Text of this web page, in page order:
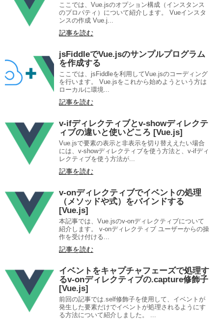
ここでは、Vue.jsのオプション構成（インスタンス
のプロパティ）について紹介します。 Vueインスタ
ンスの作成 Vue.j...
記事を読む
jsFiddleでVue.jsのサンプルプログラム
を作成する
ここでは、jsFiddleを利用してVue.jsのコーディング
を行います。 Vue.jsをこれから始めようという方は
ローカルに環境...
記事を読む
v-ifディレクティブとv-showディレクテ
ィブの違いと使いどころ [Vue.js]
Vue.jsで要素の表示と非表示を切り替ええたい場合
には、v-showディレクティブを使う方法と、v-ifディ
レクティブを使う方法が...
記事を読む
v-onディレクティブでイベントの処理
（メソッドや式）をバインドする
[Vue.js]
本記事では、Vue.jsのv-onディレクティブについて
紹介します。 v-onディレクティブ ユーザーからの操
作を受け付ける...
記事を読む
イベントをキャプチャフェーズで処理す
るv-onディレクティブの.capture修飾子
[Vue.js]
前回の記事では.self修飾子を使用して、イベントが
発生した要素だけでイベントが処理されるようにす
る方法について紹介しました。 ...